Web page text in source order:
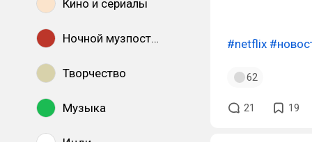
Кино и сериалы
Ночной музпостинг
Творчество
Музыка
#netflix
62
21 19